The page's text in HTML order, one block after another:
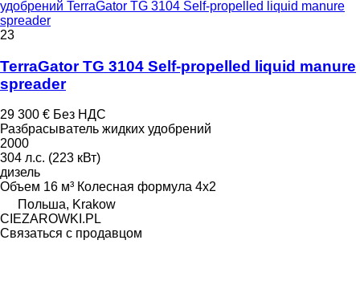
удобрений TerraGator TG 3104 Self-propelled liquid manure
spreader
23
TerraGator TG 3104 Self-propelled liquid manure
spreader
29 300 € Без НДС
Разбрасыватель жидких удобрений
2000
304 л.с. (223 кВт)
дизель
Объем 16 м³ Колесная формула 4x2
Польша, Krakow
CIEZAROWKI.PL
Связаться с продавцом